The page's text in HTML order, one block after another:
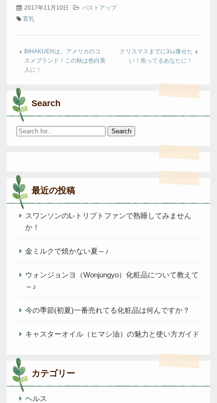
2017年11月10日
バストアップ
育乳
BIHAKUENは、アメリカのコ
スメブランド！この秋は色白美
人に！
クリスマスまでに3㎏痩せた
い！焦ってるあなたに！
Search
Search
最近の投稿
スワンソンのL-トリプトファンで熟睡してみません
か！
金ミルクで焼かない夏～♪
ウォンジョンヨ（Wonjungyo）化粧品について教えて
～♪
今の季節(初夏)一番売れてる化粧品は何んですか？
キャスターオイル（ヒマシ油）の魅力と使い方ガイド
カテゴリー
ヘルス